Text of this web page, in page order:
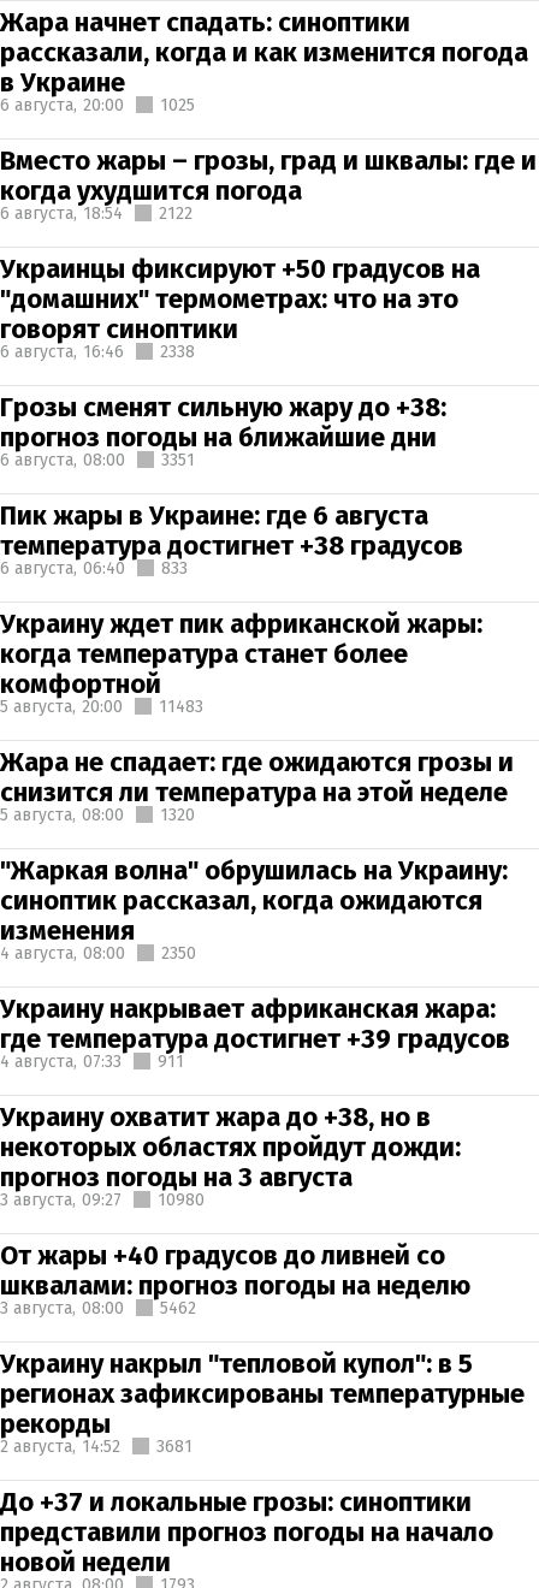
Жара начнет спадать: синоптики
рассказали, когда и как изменится погода
в Украине
6 августа, 20:00 1025
Вместо жары – грозы, град и шквалы: где и
когда ухудшится погода
6 августа, 18:54 2122
Украинцы фиксируют +50 градусов на
"домашних" термометрах: что на это
говорят синоптики
6 августа, 16:46 2338
Грозы сменят сильную жару до +38:
прогноз погоды на ближайшие дни
6 августа, 08:00 3351
Пик жары в Украине: где 6 августа
температура достигнет +38 градусов
6 августа, 06:40 833
Украину ждет пик африканской жары:
когда температура станет более
комфортной
5 августа, 20:00 11483
Жара не спадает: где ожидаются грозы и
снизится ли температура на этой неделе
5 августа, 08:00 1320
"Жаркая волна" обрушилась на Украину:
синоптик рассказал, когда ожидаются
изменения
4 августа, 08:00 2350
Украину накрывает африканская жара:
где температура достигнет +39 градусов
4 августа, 07:33 911
Украину охватит жара до +38, но в
некоторых областях пройдут дожди:
прогноз погоды на 3 августа
3 августа, 09:27 10980
От жары +40 градусов до ливней со
шквалами: прогноз погоды на неделю
3 августа, 08:00 5462
Украину накрыл "тепловой купол": в 5
регионах зафиксированы температурные
рекорды
2 августа, 14:52 3681
До +37 и локальные грозы: синоптики
представили прогноз погоды на начало
новой недели